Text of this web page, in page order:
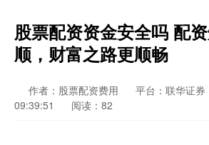
股票配资资金安全吗 配
顺，财富之路更顺畅
作者：股票配资费用 平台：联华证券
09:39:51
阅读：82